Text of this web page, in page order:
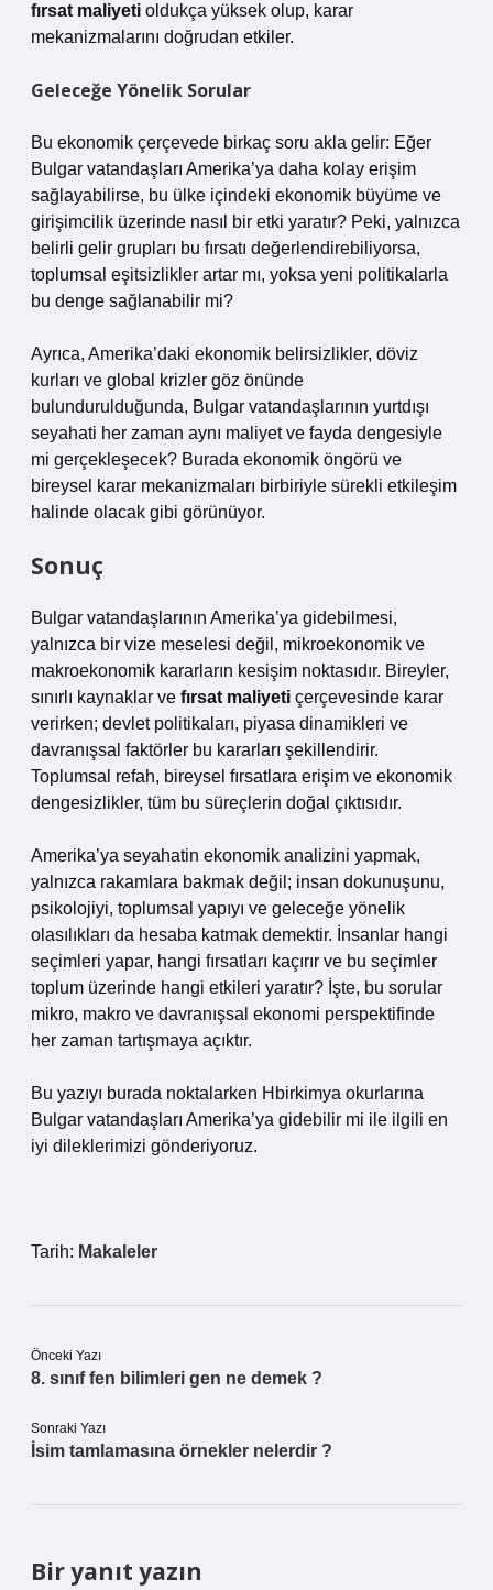
fırsat maliyeti oldukça yüksek olup, karar
mekanizmalarını doğrudan etkiler.
Geleceğe Yönelik Sorular
Bu ekonomik çerçevede birkaç soru akla gelir: Eğer
Bulgar vatandaşları Amerika’ya daha kolay erişim
sağlayabilirse, bu ülke içindeki ekonomik büyüme ve
girişimcilik üzerinde nasıl bir etki yaratır? Peki, yalnızca
belirli gelir grupları bu fırsatı değerlendirebiliyorsa,
toplumsal eşitsizlikler artar mı, yoksa yeni politikalarla
bu denge sağlanabilir mi?
Ayrıca, Amerika’daki ekonomik belirsizlikler, döviz
kurları ve global krizler göz önünde
bulundurulduğunda, Bulgar vatandaşlarının yurtdışı
seyahati her zaman aynı maliyet ve fayda dengesiyle
mi gerçekleşecek? Burada ekonomik öngörü ve
bireysel karar mekanizmaları birbiriyle sürekli etkileşim
halinde olacak gibi görünüyor.
Sonuç
Bulgar vatandaşlarının Amerika’ya gidebilmesi,
yalnızca bir vize meselesi değil, mikroekonomik ve
makroekonomik kararların kesişim noktasıdır. Bireyler,
sınırlı kaynaklar ve fırsat maliyeti çerçevesinde karar
verirken; devlet politikaları, piyasa dinamikleri ve
davranışsal faktörler bu kararları şekillendirir.
Toplumsal refah, bireysel fırsatlara erişim ve ekonomik
dengesizlikler, tüm bu süreçlerin doğal çıktısıdır.
Amerika’ya seyahatin ekonomik analizini yapmak,
yalnızca rakamlara bakmak değil; insan dokunuşunu,
psikolojiyi, toplumsal yapıyı ve geleceğe yönelik
olasılıkları da hesaba katmak demektir. İnsanlar hangi
seçimleri yapar, hangi fırsatları kaçırır ve bu seçimler
toplum üzerinde hangi etkileri yaratır? İşte, bu sorular
mikro, makro ve davranışsal ekonomi perspektifinde
her zaman tartışmaya açıktır.
Bu yazıyı burada noktalarken Hbirkimya okurlarına
Bulgar vatandaşları Amerika’ya gidebilir mi ile ilgili en
iyi dileklerimizi gönderiyoruz.
Tarih: Makaleler
Önceki Yazı
8. sınıf fen bilimleri gen ne demek ?
Sonraki Yazı
İsim tamlamasına örnekler nelerdir ?
Bir yanıt yazın